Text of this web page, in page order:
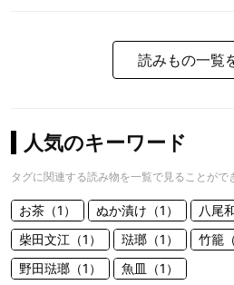
読みもの一覧
人気のキーワード
タグに関連する読み物を一覧で見ることがで
お茶（1） ぬか漬け（1） 八尾
柴田文江（1）
琺瑯（1） 竹籠（
野田琺瑯（1）
魚皿（1）